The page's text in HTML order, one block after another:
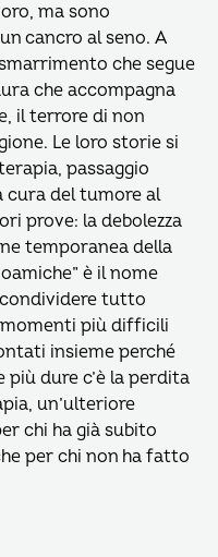
ma sono
cancro al seno. A
che segue
che accompagna
il terrore di non
Le loro storie si
passaggio
cura del tumore al
prove: la debolezza
temporanea della
è il nome
tutto
più difficili
insieme perché
più dure c’è la perdita
un’ulteriore
chi ha già subito
per chi non ha fatto